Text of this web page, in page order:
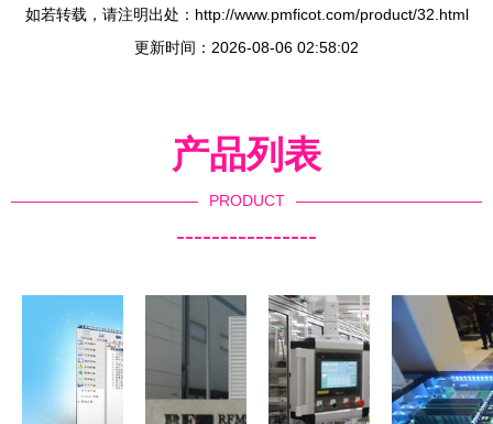
如若转载，请注明出处：http://www.pmficot.com/product/32.html
更新时间：2026-08-06 02:58:02
产品列表
PRODUCT
----------------